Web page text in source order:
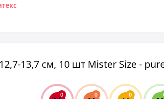
13,7 см, 10 шт Mister Size -
0 0 0